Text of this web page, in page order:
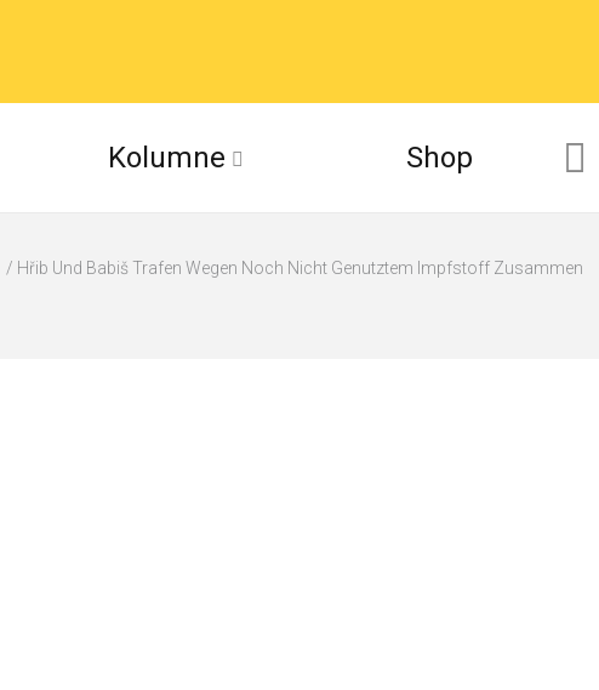
Kolumne Shop
Hřib Und Babiš Trafen Wegen Noch Nicht Genutztem Impfstoff Zusammen